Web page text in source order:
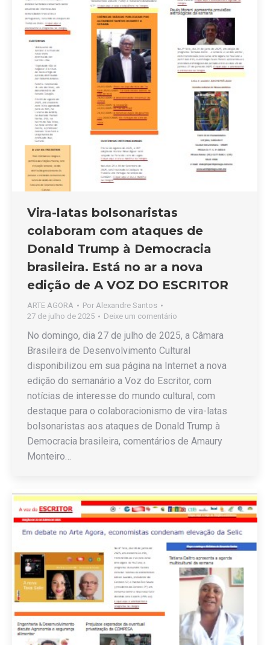
Vira-latas bolsonaristas
colaboram com ataques de
Donald Trump à Democracia
brasileira. Está no ar a nova
edição de A VOZ DO ESCRITOR
ARTE AGORA Por Alexandre Santos
27 de julho de 2025
Deixe um comentário
No domingo, dia 27 de julho de 2025, a Câmara
Brasileira de Desenvolvimento Cultural
disponibilizou em sua página na Internet a nova
edição do semanário a Voz do Escritor, com
notícias de interesse do mundo cultural, com
destaque para o colaboracionismo de vira-latas
bolsonaristas aos ataques de Donald Trump à
Democracia brasileira, comentários de Amaury
Monteiro…